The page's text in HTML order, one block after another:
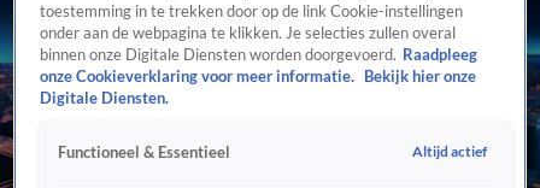
toestemming in te trekken door op de link Cookie-instellingen
onder aan de webpagina te klikken. Je selecties zullen overal
binnen onze Digitale Diensten worden doorgevoerd. Raadpleeg
onze Cookieverklaring voor meer informatie.
Bekijk hier onze
Digitale Diensten.
Functioneel & Essentieel Altijd actief